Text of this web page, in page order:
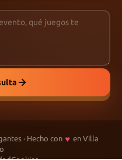
· Hecho con ♥ en Villa